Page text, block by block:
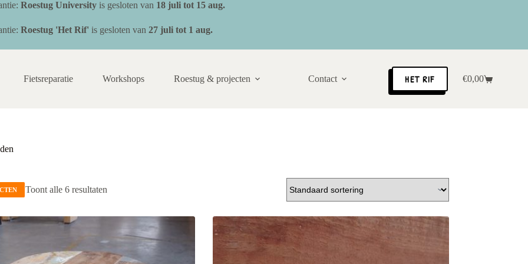
Roestug Universityis gesloten van 18 juli tot 15 aug.
Roestug 'Het Rif' is gesloten van 27 juli tot 1 aug.
Fietsreparatie Workshops Roestug & projecten Contact HET RIF Winkelwagen
€0,00
Toont alle 6 resultaten